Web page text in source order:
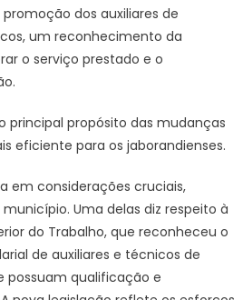
dos auxiliares de
um reconhecimento da
o serviço prestado e o
principal propósito das mudanças
eficiente para os jaborandienses.
em considerações cruciais,
Uma delas diz respeito à
do Trabalho, que reconheceu o
de auxiliares e técnicos de
possuam qualificação e